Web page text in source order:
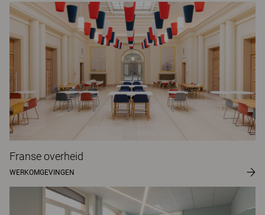
Franse overheid
WERKOMGEVINGEN